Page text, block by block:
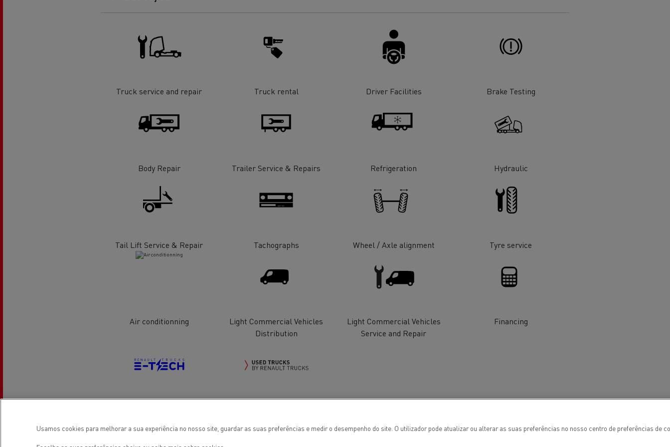
D Wide
T 01 Racing
Serviços de emergência e
Garantias do fabricante Renault
O sonho de um engenheiro
Design: a revolução do camião
Instalação e manutenção de infra-
estruturas de carregamento para
os seus camiões eléctricos
Truck service and repair Truck rental Driver Facilities Brake Testing
Body Repair Trailer Service & Repairs Refrigeration Hydraulic
Tail Lift Service & Repair Tachographs Wheel / Axle alignment Tyre service
Air conditionning
Light Commercial Vehicles
Distribution
Light Commercial Vehicles
Service and Repair
Financing
Usamos cookies para melhorar a sua experiência no nosso site, guardar as suas preferências e medir o desempenho do site. O utilizador pode atualizar ou alterar as suas preferências no nosso centro de preferências de